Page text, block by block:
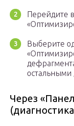
Перейдите
Выберите
остальными
Через